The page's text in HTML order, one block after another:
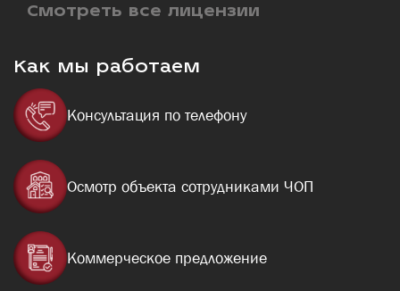
Смотреть все лицензии
Как мы работаем
Консультация по телефону
Осмотр объекта сотрудниками ЧОП
Коммерческое предложение